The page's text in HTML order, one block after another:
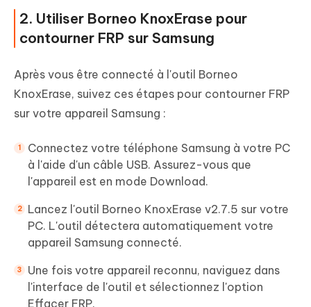
2. Utiliser Borneo KnoxErase pour
contourner FRP sur Samsung
Après vous être connecté à l'outil Borneo
KnoxErase, suivez ces étapes pour contourner FRP
sur votre appareil Samsung :
Connectez votre téléphone Samsung à votre PC
à l'aide d'un câble USB. Assurez-vous que
l'appareil est en mode Download.
Lancez l'outil Borneo KnoxErase v2.7.5 sur votre
PC. L'outil détectera automatiquement votre
appareil Samsung connecté.
Une fois votre appareil reconnu, naviguez dans
l'interface de l'outil et sélectionnez l'option
Effacer FRP.